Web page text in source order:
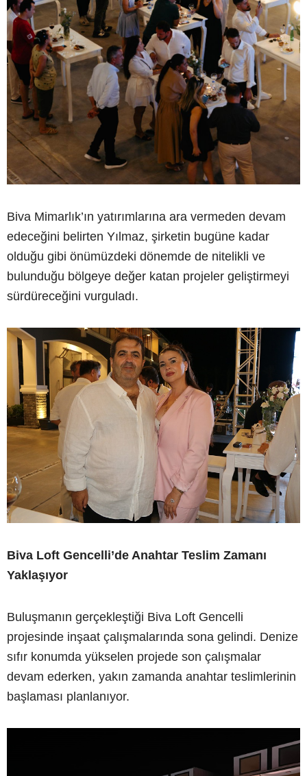
Biva Mimarlık’ın yatırımlarına ara vermeden devam
edeceğini belirten Yılmaz, şirketin bugüne kadar
olduğu gibi önümüzdeki dönemde de nitelikli ve
bulunduğu bölgeye değer katan projeler geliştirmeyi
sürdüreceğini vurguladı.
Biva Loft Gencelli’de Anahtar Teslim Zamanı
Yaklaşıyor
Buluşmanın gerçekleştiği Biva Loft Gencelli
projesinde inşaat çalışmalarında sona gelindi. Denize
sıfır konumda yükselen projede son çalışmalar
devam ederken, yakın zamanda anahtar teslimlerinin
başlaması planlanıyor.